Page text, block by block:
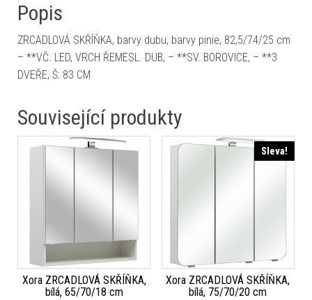
Popis
ZRCADLOVÁ SKŘÍŇKA, barvy dubu, barvy pinie, 82,5/74/25 cm
– **VČ. LED, VRCH ŘEMESL. DUB, – **SV. BOROVICE, – **3
DVEŘE, Š: 83 CM
Související produkty
Xora ZRCADLOVÁ SKŘÍŇKA,
bílá, 65/70/18 cm
Sleva!
Xora ZRCADLOVÁ SKŘÍŇKA,
bílá, 75/70/20 cm